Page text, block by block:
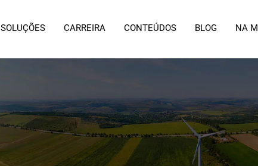
SOLUÇÕES CARREIRA CONTEÚDOS BLOG NA